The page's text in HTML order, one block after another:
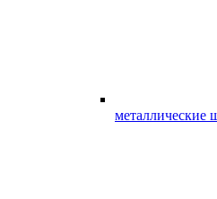
металлические